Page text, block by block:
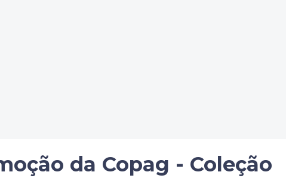
da Copag - Coleção